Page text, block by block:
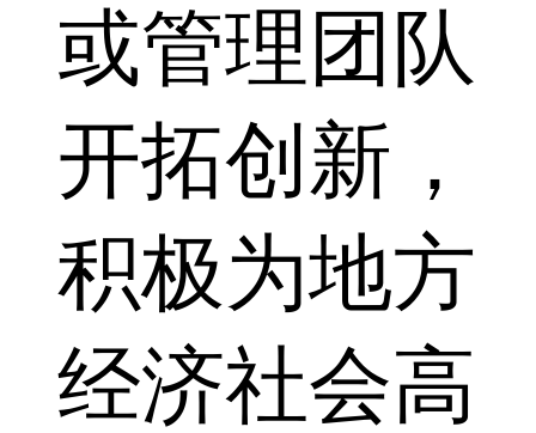
或管理团队
开拓创新，
积极为地方
经济社会高